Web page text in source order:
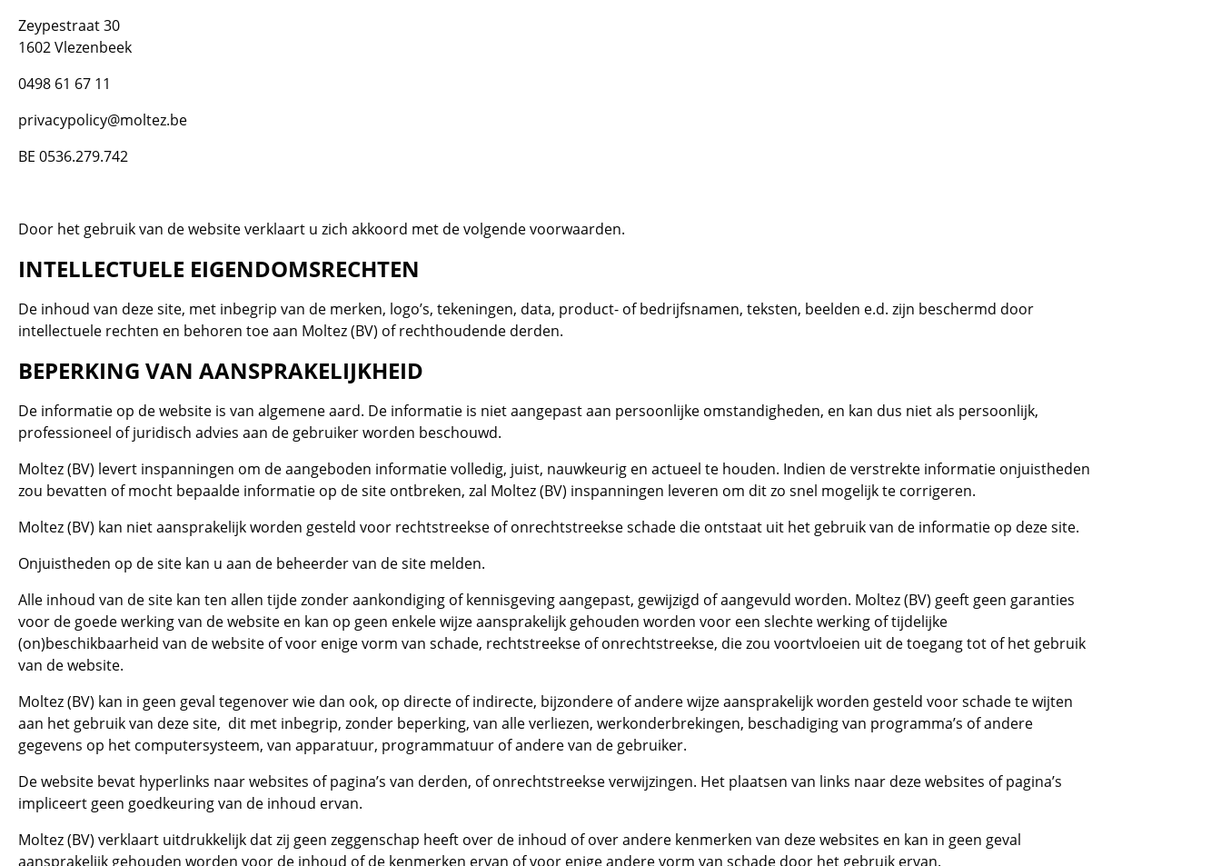
Zeypestraat 30
1602 Vlezenbeek
0498 61 67 11
privacypolicy@moltez.be
BE 0536.279.742
Door het gebruik van de website verklaart u zich akkoord met de volgende voorwaarden.
INTELLECTUELE EIGENDOMSRECHTEN
De inhoud van deze site, met inbegrip van de merken, logo’s, tekeningen, data, product- of bedrijfsnamen, teksten, beelden e.d. zijn beschermd door
intellectuele rechten en behoren toe aan Moltez (BV) of rechthoudende derden.
BEPERKING VAN AANSPRAKELIJKHEID
De informatie op de website is van algemene aard. De informatie is niet aangepast aan persoonlijke omstandigheden, en kan dus niet als persoonlijk,
professioneel of juridisch advies aan de gebruiker worden beschouwd.
Moltez (BV) levert inspanningen om de aangeboden informatie volledig, juist, nauwkeurig en actueel te houden. Indien de verstrekte informatie onjuistheden
zou bevatten of mocht bepaalde informatie op de site ontbreken, zal Moltez (BV) inspanningen leveren om dit zo snel mogelijk te corrigeren.
Moltez (BV) kan niet aansprakelijk worden gesteld voor rechtstreekse of onrechtstreekse schade die ontstaat uit het gebruik van de informatie op deze site.
Onjuistheden op de site kan u aan de beheerder van de site melden.
Alle inhoud van de site kan ten allen tijde zonder aankondiging of kennisgeving aangepast, gewijzigd of aangevuld worden. Moltez (BV) geeft geen garanties
voor de goede werking van de website en kan op geen enkele wijze aansprakelijk gehouden worden voor een slechte werking of tijdelijke
(on)beschikbaarheid van de website of voor enige vorm van schade, rechtstreekse of onrechtstreekse, die zou voortvloeien uit de toegang tot of het gebruik
van de website.
Moltez (BV) kan in geen geval tegenover wie dan ook, op directe of indirecte, bijzondere of andere wijze aansprakelijk worden gesteld voor schade te wijten
aan het gebruik van deze site, dit met inbegrip, zonder beperking, van alle verliezen, werkonderbrekingen, beschadiging van programma’s of andere
gegevens op het computersysteem, van apparatuur, programmatuur of andere van de gebruiker.
De website bevat hyperlinks naar websites of pagina’s van derden, of onrechtstreekse verwijzingen. Het plaatsen van links naar deze websites of pagina’s
impliceert geen goedkeuring van de inhoud ervan.
Moltez (BV) verklaart uitdrukkelijk dat zij geen zeggenschap heeft over de inhoud of over andere kenmerken van deze websites en kan in geen geval
aansprakelijk gehouden worden voor de inhoud of de kenmerken ervan of voor enige andere vorm van schade door het gebruik ervan.